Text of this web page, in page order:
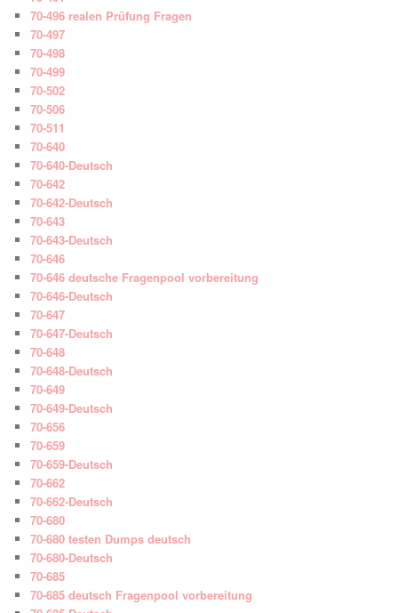
70-496 realen Prüfung Fragen
70-497
70-498
70-499
70-502
70-506
70-511
70-640
70-640-Deutsch
70-642
70-642-Deutsch
70-643
70-643-Deutsch
70-646
70-646 deutsche Fragenpool vorbereitung
70-646-Deutsch
70-647
70-647-Deutsch
70-648
70-648-Deutsch
70-649
70-649-Deutsch
70-656
70-659
70-659-Deutsch
70-662
70-662-Deutsch
70-680
70-680 testen Dumps deutsch
70-680-Deutsch
70-685
70-685 deutsch Fragenpool vorbereitung